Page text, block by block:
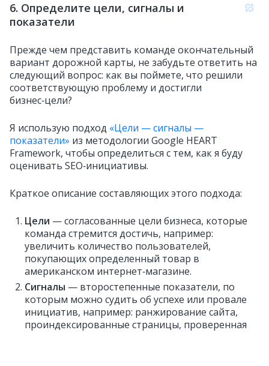
6. Определите цели, сигналы и
показатели
Прежде чем представить команде окончательный
вариант дорожной карты, не забудьте ответить на
следующий вопрос: как вы поймете, что решили
соответствующую проблему и достигли
бизнес‑цели?
Я использую подход «Цели — сигналы —
показатели» из методологии Google HEART
Framework, чтобы определиться с тем, как я буду
оценивать SEO‑инициативы.
Краткое описание составляющих этого подхода:
Цели — согласованные цели бизнеса, которые
команда стремится достичь, например:
увеличить количество пользователей,
покупающих определенный товар в
американском интернет‑магазине.
Сигналы — второстепенные показатели, по
которым можно судить об успехе или провале
инициатив, например: ранжирование сайта,
проиндексированные страницы, проверенная